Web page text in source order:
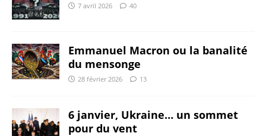
7 avril 2026 40
Emmanuel Macron ou la banalité
du mensonge
28 février 2026 13
6 janvier, Ukraine… un sommet
pour du vent